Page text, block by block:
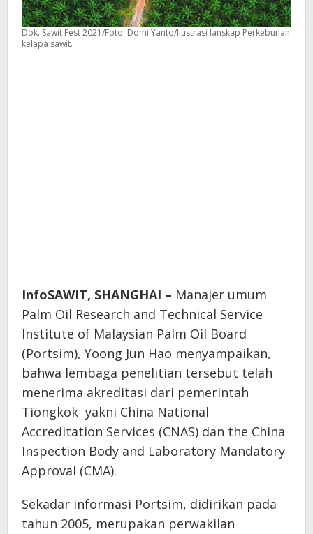
Dok. Sawit Fest 2021/Foto: Domi Yanto/Ilustrasi lanskap Perkebunan
kelapa sawit.
InfoSAWIT, SHANGHAI – Manajer umum
Palm Oil Research and Technical Service
Institute of Malaysian Palm Oil Board
(Portsim), Yoong Jun Hao menyampaikan,
bahwa lembaga penelitian tersebut telah
menerima akreditasi dari pemerintah
Tiongkok yakni China National
Accreditation Services (CNAS) dan the China
Inspection Body and Laboratory Mandatory
Approval (CMA).
Sekadar informasi Portsim, didirikan pada
tahun 2005, merupakan perwakilan